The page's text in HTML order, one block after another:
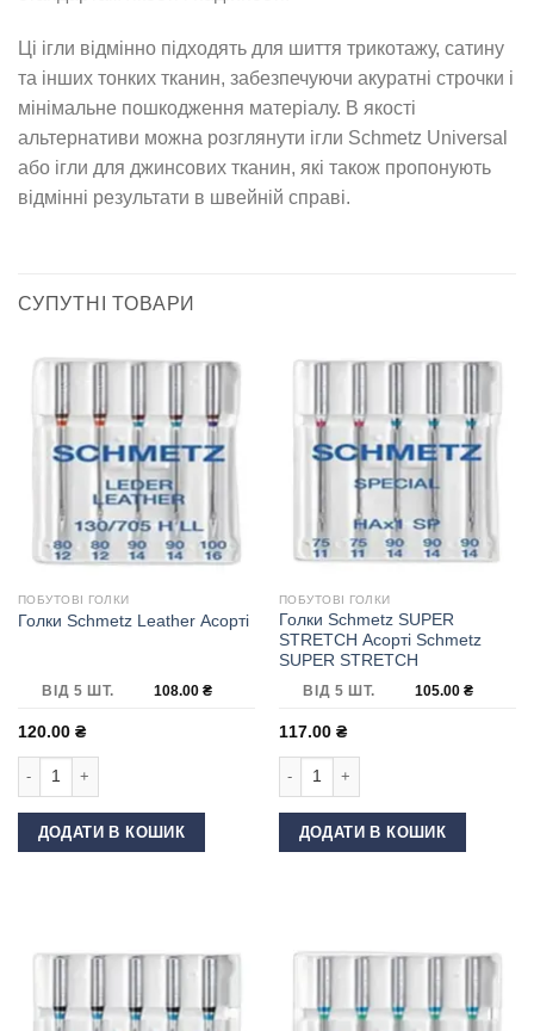
Ці ігли відмінно підходять для шиття трикотажу, сатину
та інших тонких тканин, забезпечуючи акуратні строчки і
мінімальне пошкодження матеріалу. В якості
альтернативи можна розглянути ігли Schmetz Universal
або ігли для джинсових тканин, які також пропонують
відмінні результати в швейній справі.
СУПУТНІ ТОВАРИ
ПОБУТОВІ ГОЛКИ
Голки Schmetz Leather Асорті
ВІД 5 ШТ. 108.00 ₴
120.00 ₴
Голки Schmetz Leather Асорті кількість
ДОДАТИ В КОШИК
ПОБУТОВІ ГОЛКИ
Голки Schmetz SUPER
STRETCH Асорті Schmetz
SUPER STRETCH
ВІД 5 ШТ. 105.00 ₴
117.00 ₴
Голки Schmetz SUPER STRETCH
ДОДАТИ В КОШИК